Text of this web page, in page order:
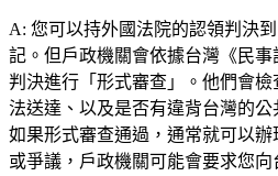
A: 您可以持外國法院的認領判決
記。但戶政機關會依據台灣《民
判決進行「形式審查」。他們會
法送達、以及是否有違背台灣的公
如果形式審查通過，通常就可以
或爭議，戶政機關可能會要求您